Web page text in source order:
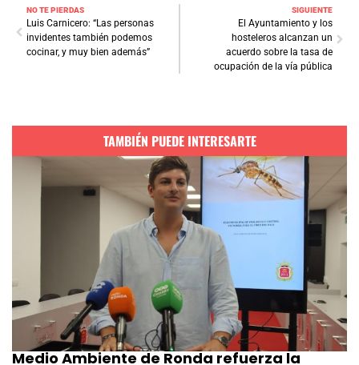
NO TE PIERDAS
Luis Carnicero: “Las personas
invidentes también podemos
cocinar, y muy bien además”
SIGUIENTE
El Ayuntamiento y los
hosteleros alcanzan un
acuerdo sobre la tasa de
ocupación de la vía pública
TAMBIÉN PUEDE INTERESARTE
Medio Ambiente de Ronda refuerza la